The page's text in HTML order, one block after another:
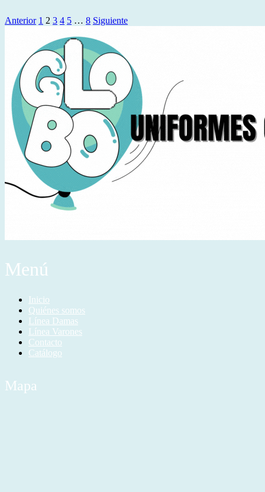
Anterior 1 2 3 4 5 … 8 Siguiente
Menú
Inicio
Quiénes somos
Línea Damas
Línea Varones
Contacto
Catálogo
Mapa